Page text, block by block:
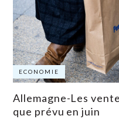
ECONOMIE
Allemagne-Les
que prévu en juin